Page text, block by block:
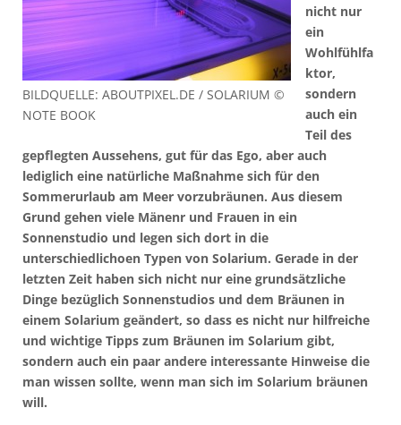
BILDQUELLE: ABOUTPIXEL.DE / SOLARIUM ©
NOTE BOOK
nicht nur
ein
Wohlfühlfa
ktor,
sondern
auch ein
Teil des
gepflegten Aussehens, gut für das Ego, aber auch
lediglich eine natürliche Maßnahme sich für den
Sommerurlaub am Meer vorzubräunen. Aus diesem
Grund gehen viele Mänenr und Frauen in ein
Sonnenstudio und legen sich dort in die
unterschiedlichoen Typen von Solarium. Gerade in der
letzten Zeit haben sich nicht nur eine grundsätzliche
Dinge bezüglich Sonnenstudios und dem Bräunen in
einem Solarium geändert, so dass es nicht nur hilfreiche
und wichtige Tipps zum Bräunen im Solarium gibt,
sondern auch ein paar andere interessante Hinweise die
man wissen sollte, wenn man sich im Solarium bräunen
will.